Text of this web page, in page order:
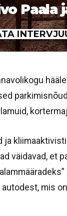
Paala
ja
väidavad, et
mis